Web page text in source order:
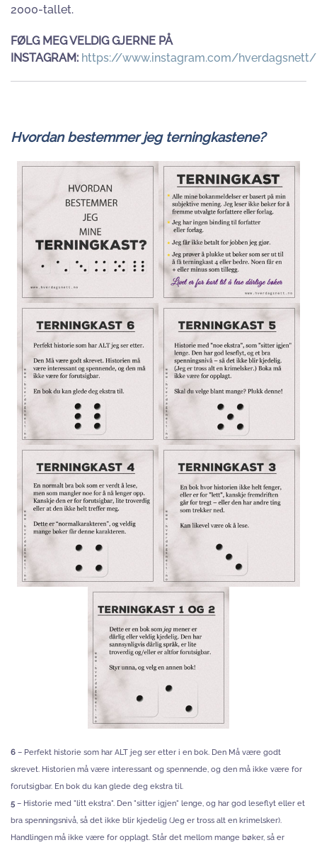
2000-tallet.
FØLG MEG VELDIG GJERNE PÅ
INSTAGRAM: https://www.instagram.com/hverdagsnett/
Hvordan bestemmer jeg terningkastene?
6 – Perfekt historie som har ALT jeg ser etter i en bok. Den Må være godt
skrevet. Historien må være interessant og spennende, og den må ikke være for
forutsigbar. En bok du kan glede deg ekstra til.
5 – Historie med "litt ekstra". Den "sitter igjen" lenge, og har god leseflyt eller et
bra spenningsnivå, så det ikke blir kjedelig (Jeg er tross alt en krimelsker).
Handlingen må ikke være for opplagt. Står det mellom mange bøker, så er